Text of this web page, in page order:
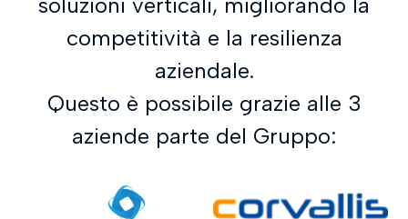
competitività e la resilienza
aziendale.
Questo è possibile grazie alle 3
aziende parte del Gruppo: